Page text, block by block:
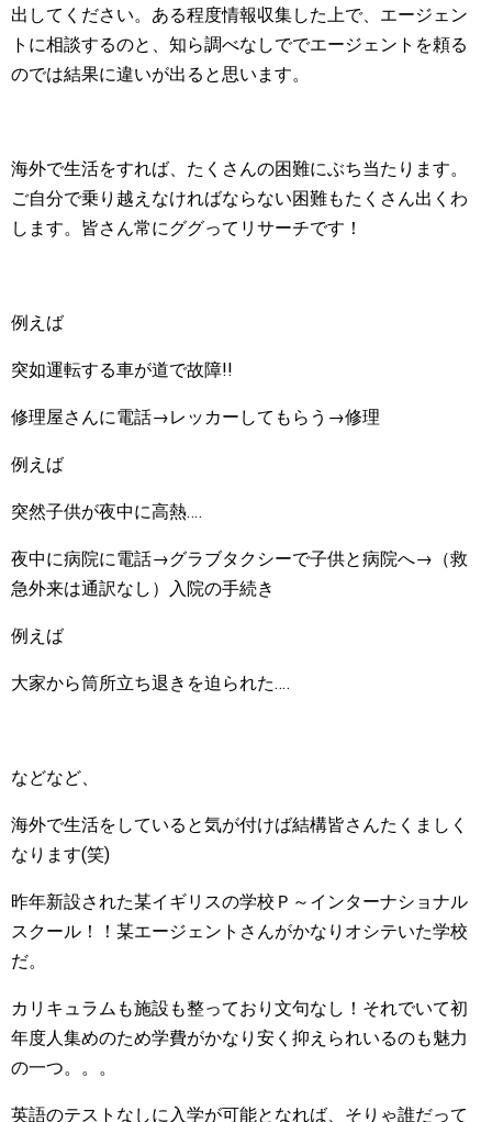
出してください。ある程度情報収集した上で、エージェン
トに相談するのと、知ら調べなしででエージェントを頼る
のでは結果に違いが出ると思います。
海外で生活をすれば、たくさんの困難にぶち当たります。
ご自分で乗り越えなければならない困難もたくさん出くわ
します。皆さん常にググってリサーチです！
例えば
突如運転する車が道で故障!!
修理屋さんに電話→レッカーしてもらう→修理
例えば
突然子供が夜中に高熱‥‥
夜中に病院に電話→グラブタクシーで子供と病院へ→（救
急外来は通訳なし）入院の手続き
例えば
大家から筒所立ち退きを迫られた‥‥
などなど、
海外で生活をしていると気が付けば結構皆さんたくましく
なります(笑)
昨年新設された某イギリスの学校Ｐ～インターナショナル
スクール！！某エージェントさんがかなりオシテいた学校
だ。
カリキュラムも施設も整っており文句なし！それでいて初
年度人集めのため学費がかなり安く抑えられいるのも魅力
の一つ。。。
英語のテストなしに入学が可能となれば、そりゃ誰だって